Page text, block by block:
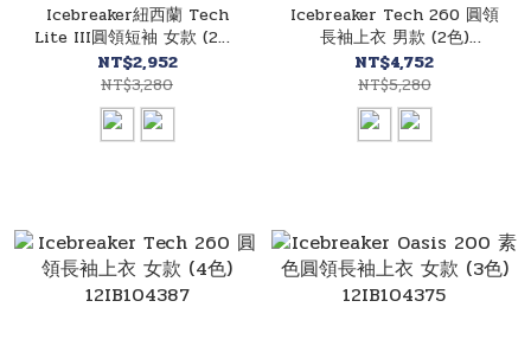
Icebreaker紐西蘭 Tech
Lite III圓領短袖 女款 (2色)
10IB0A56Y8
NT$2,952
NT$3,280
Icebreaker Tech 260 圓領
長袖上衣 男款 (2色)
12IB104371
NT$4,752
NT$5,280